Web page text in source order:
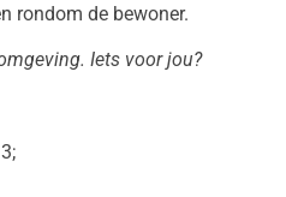
rondom de bewoner.
Iets voor jou?